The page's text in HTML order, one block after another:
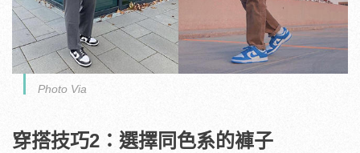
Photo Via
穿搭技巧2：選擇同色系的褲子